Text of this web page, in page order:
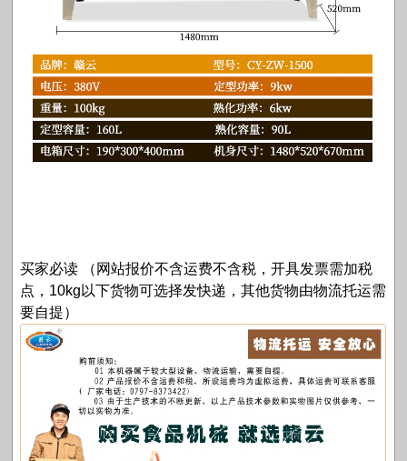
买家必读 （网站报价不含运费不含税，开具发票需加税
点，10kg以下货物可选择发快递，其他货物由物流托运需
要自提）